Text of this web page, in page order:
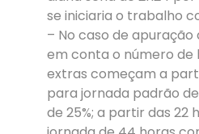
se iniciaria o trabalho
– No caso de
em conta o número de
extras começam a
para jornada padrão
de 25%; a partir das 22